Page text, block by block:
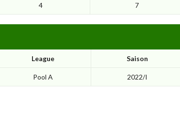
4 7
League Saison
Pool A 2022/I